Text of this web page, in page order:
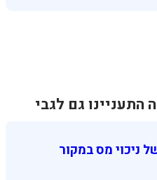
גם לגבי
ניכוי מס במקור